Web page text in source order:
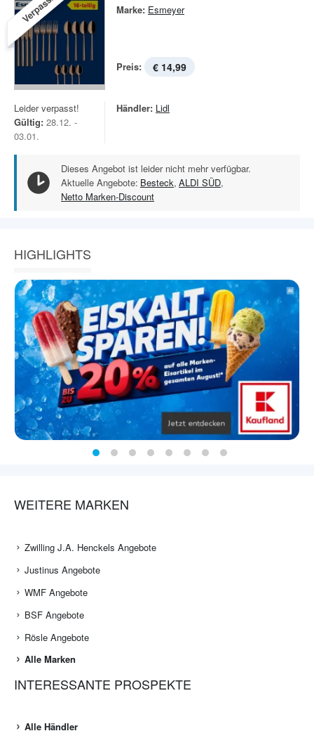
Verpasst! Marke: Esmeyer
Preis: € 14,99
Leider verpasst!
Gültig: 28.12. -
03.01.
Händler: Lidl
Dieses Angebot ist leider nicht mehr verfügbar.
Aktuelle Angebote: Besteck, ALDI SÜD,
Netto Marken-Discount
HIGHLIGHTS
WEITERE MARKEN
Zwilling J.A. Henckels Angebote
Justinus Angebote
WMF Angebote
BSF Angebote
Rösle Angebote
Alle Marken
INTERESSANTE PROSPEKTE
Alle Händler